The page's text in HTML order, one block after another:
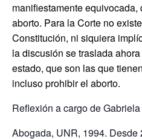
manifiestamente
aborto. Para la Corte no
Constitución, ni siquiera
la discusión se traslada
estado, que son las que
incluso prohibir el aborto.
Reflexión a cargo de
Abogada, UNR, 1994.